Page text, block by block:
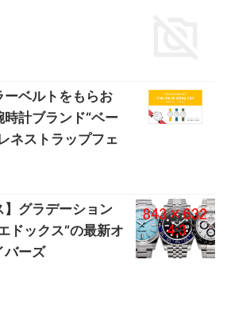
ーベルトをもらお
計ブランド“ベー
ネストラップフェ
】グラデーション
ドックス”の最新オ
バーズ